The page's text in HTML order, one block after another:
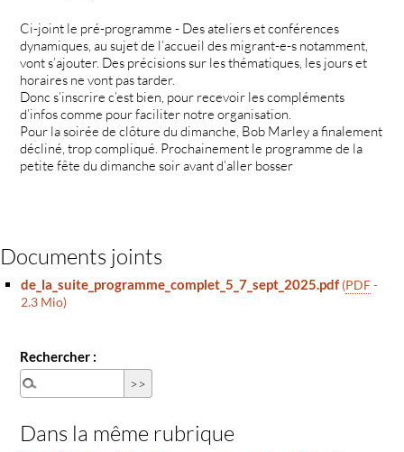
Ci-joint le pré-programme - Des ateliers et conférences
dynamiques, au sujet de l’accueil des migrant-e-s notamment,
vont s’ajouter. Des précisions sur les thématiques, les jours et
horaires ne vont pas tarder.
Donc s’inscrire c’est bien, pour recevoir les compléments
d’infos comme pour faciliter notre organisation.
Pour la soirée de clôture du dimanche, Bob Marley a finalement
décliné, trop compliqué. Prochainement le programme de la
petite fête du dimanche soir avant d’aller bosser
Documents joints
de_la_suite_programme_complet_5_7_sept_2025.pdf (PDF-
2.3 Mio)
Rechercher :
Dans la même rubrique